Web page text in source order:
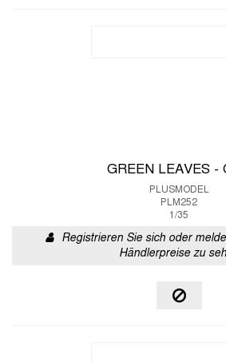
GREEN LEAVES -
PLUSMODEL
PLM252
1/35
Registrieren Sie sich oder
Händlerpreise zu